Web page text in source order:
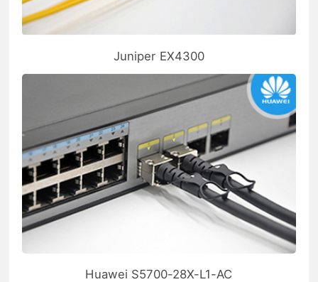
Juniper EX4300
Huawei S5700-28X-L1-AC